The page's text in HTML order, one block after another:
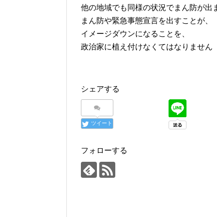
他の地域でも同様の状況でまん防が出
まん防や緊急事態宣言を出すことが、
イメージダウンになることを、
政治家に植え付けなくてはなりません
シェアする
ツイート
フォローする